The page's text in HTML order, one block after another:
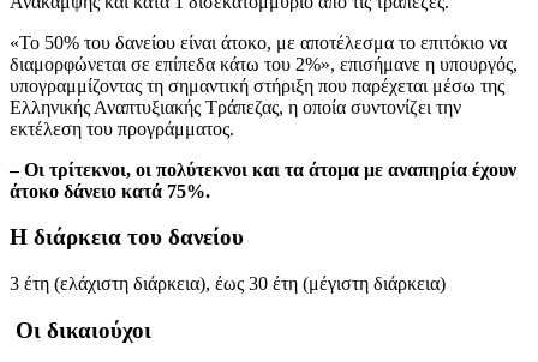
«Το 50% του δανείου είναι άτοκο, με αποτέλεσμα το επιτόκιο να
διαμορφώνεται σε επίπεδα κάτω του 2%», επισήμανε η υπουργός,
υπογραμμίζοντας τη σημαντική στήριξη που παρέχεται μέσω της
Ελληνικής Αναπτυξιακής Τράπεζας, η οποία συντονίζει την
εκτέλεση του προγράμματος.
– Οι τρίτεκνοι, οι πολύτεκνοι και τα άτομα με αναπηρία έχουν
άτοκο δάνειο κατά 75%.
Η διάρκεια του δανείου
3 έτη (ελάχιστη διάρκεια), έως 30 έτη (μέγιστη διάρκεια)
Οι δικαιούχοι